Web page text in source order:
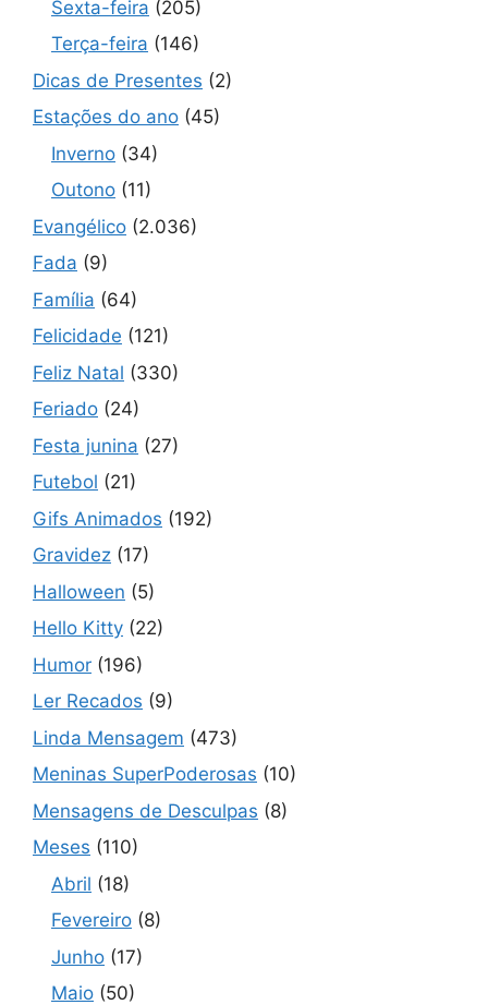
Sexta-feira (205)
Terça-feira (146)
Dicas de Presentes (2)
Estações do ano (45)
Inverno (34)
Outono (11)
Evangélico (2.036)
Fada (9)
Família (64)
Felicidade (121)
Feliz Natal (330)
Feriado (24)
Festa junina (27)
Futebol (21)
Gifs Animados (192)
Gravidez (17)
Halloween (5)
Hello Kitty (22)
Humor (196)
Ler Recados (9)
Linda Mensagem (473)
Meninas SuperPoderosas (10)
Mensagens de Desculpas (8)
Meses (110)
Abril (18)
Fevereiro (8)
Junho (17)
Maio (50)